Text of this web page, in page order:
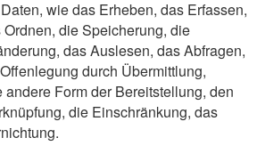
wie das Erheben, das Erfassen,
die Speicherung, die
das Auslesen, das Abfragen,
durch Übermittlung,
Form der Bereitstellung, den
die Einschränkung, das